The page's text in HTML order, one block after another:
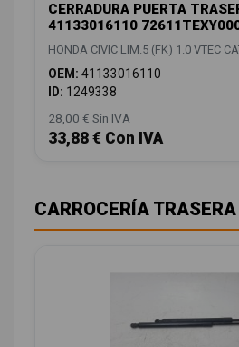
CERRADURA PUERTA
41133016110
HONDA CIVIC LIM.5 (FK) 1.0 VTEC
OEM: 41133016110
ID: 1249338
28,00 € Sin IVA
33,88 € Con IVA
CARROCERÍA TRASERA